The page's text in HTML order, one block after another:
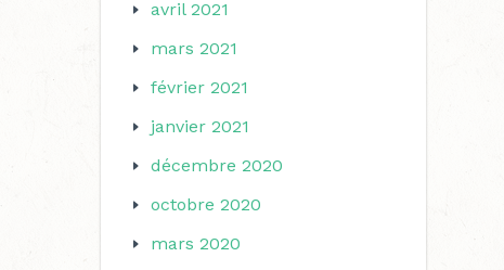
avril 2021
mars 2021
février 2021
janvier 2021
décembre 2020
octobre 2020
mars 2020